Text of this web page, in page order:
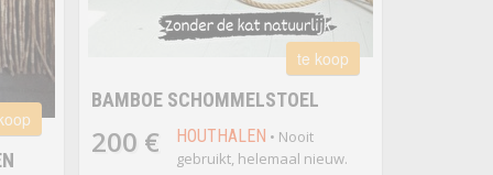
te koop
BAMBOE SCHOMMELSTOEL
200 € HOUTHALEN • Nooit
gebruikt, helemaal nieuw.